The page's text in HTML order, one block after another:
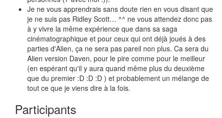
Je ne vous apprendrais sans doute rien en vous disant que
je ne suis pas Ridley Scott… ^^ ne vous attendez donc pas
à y vivre la même expérience que dans sa saga
cinématographique et pour ceux qui ont déjà joués à des
parties d'Alien, ça ne sera pas pareil non plus. Ca sera du
Alien version Daven, pour le pire comme pour le meilleur
(en espérant qu'il y aura quand même plus du deuxième
que du premier :D :D :D ) et probablement un mélange de
tout ce que je viens dire à la fois.
Participants